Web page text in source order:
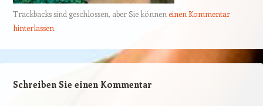
Trackbacks sind geschlossen, aber Sie können einen Kommentar
hinterlassen.
Schreiben Sie einen Kommentar